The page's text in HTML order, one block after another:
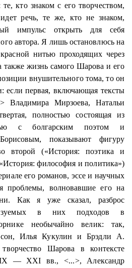
те, кто знаком с его творчеством,
речь, те же, кто не знаком,
импульс открыть для себя
автора. Я лишь остановлюсь на
нитью проходящих через
также жизнь самогоШарова и его
внушительного тома, то он
если первая, включающая тексты
Владимира Мирзоева, Натальи
полностью состоящая из
с болгарским поэтом и
показывают фигуру
второй («История: поэтика и
философия и политика»)
его романов, эссе и научных
проблемы, волновавшие его на
Как я уже сказал, разброс
в них подходов в
необычайно велик: так,
, ИльяКукулин и Брэдли А.
Шарова в контексте
— XXI вв., <...>, Александр